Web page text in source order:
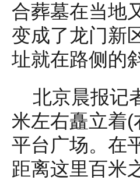
合葬墓在当地
变成了龙门新
址就在路侧的
北京晨报记
米左右矗立着
平台广场。在
距离这里百米